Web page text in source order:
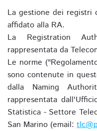
La gestione dei registri
affidato alla RA.
La Registration
rappresentata da
Le norme
sono contenute in
dalla Naming
rappresentata
Statistica - Settore
San Marino (email: